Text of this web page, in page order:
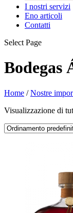
I nostri servizi
Eno articoli
Contatti
Select Page
Bodegas
Home /Nostre
Visualizzazione di